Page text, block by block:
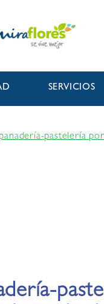
SERVICIOS
pastelería